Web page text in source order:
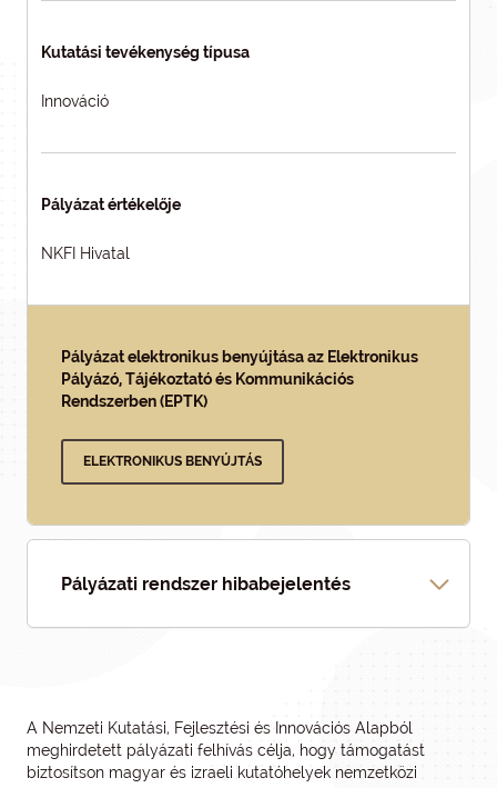
Kutatási tevékenység típusa
Innováció
Pályázat értékelője
NKFI Hivatal
Pályázat elektronikus benyújtása az Elektronikus
Pályázó, Tájékoztató és Kommunikációs
Rendszerben (EPTK)
ELEKTRONIKUS BENYÚJTÁS
Pályázati rendszer hibabejelentés
A Nemzeti Kutatási, Fejlesztési és Innovációs Alapból
meghirdetett pályázati felhívás célja, hogy támogatást
biztosítson magyar és izraeli kutatóhelyek nemzetközi